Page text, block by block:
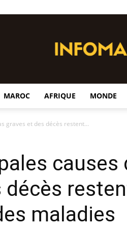
MAROC AFRIQUE MONDE
graves et des décès restent...
causes
décès
maladies